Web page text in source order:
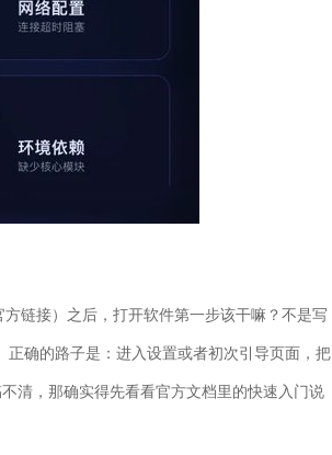
链接）之后，打开软件第一步该干嘛？不是写
确的路子是：进入设置或者初次引导页面，把
清，那确实得先看看官方文档里的快速入门说